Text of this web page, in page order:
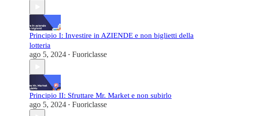
Principio I: Investire in AZIENDE e non biglietti della
lotteria
ago 5, 2024 • Fuoriclasse
Principio II: Sfruttare Mr. Market e non subirlo
ago 5, 2024 • Fuoriclasse